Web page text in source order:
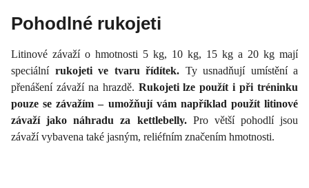
Pohodlné rukojeti
Litinové závaží o hmotnosti 5 kg, 10 kg, 15 kg a 20 kg mají
speciální rukojeti ve tvaru řídítek. Ty usnadňují umístění a
přenášení závaží na hrazdě. Rukojeti lze použít i při tréninku
pouze se závažím – umožňují vám například použít litinové
závaží jako náhradu za kettlebelly. Pro větší pohodlí jsou
závaží vybavena také jasným, reliéfním značením hmotnosti.